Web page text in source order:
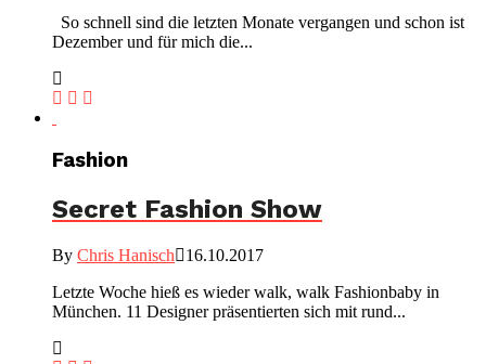
So schnell sind die letzten Monate vergangen und schon ist
Dezember und für mich die...
Fashion
Secret Fashion Show
By Chris Hanisch
16.10.2017
Letzte Woche hieß es wieder walk, walk Fashionbaby in
München. 11 Designer präsentierten sich mit rund...